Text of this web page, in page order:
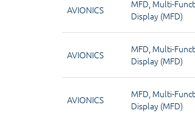
AVIONICS MFD, Multi-
Display (MFD)
AVIONICS MFD, Multi-
Display (MFD)
AVIONICS MFD, Multi-
Display (MFD)